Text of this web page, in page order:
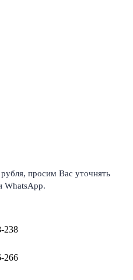
просим Вас уточнять
WhatsApp.
238
266